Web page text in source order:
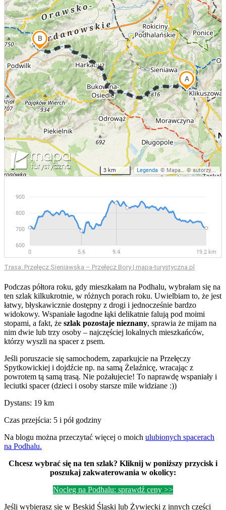
Trasa: Przełęcz Sieniawska – Przełęcz Bory | mapa-turystyczna.pl
Podczas półtora roku, gdy mieszkałam na Podhalu, wybrałam się na
ten szlak kilkukrotnie, w różnych porach roku. Uwielbiam to, że jest
łatwy, błyskawicznie dostępny z drogi i jednocześnie bardzo
widokowy. Wspaniałe łagodne łąki delikatnie falują pod moimi
stopami, a fakt, że szlak pozostaje nieznany, sprawia że mijam na
nim dwie lub trzy osoby – najczęściej lokalnych mieszkańców,
którzy wyszli na spacer z psem.
Jeśli poruszacie się samochodem, zaparkujcie na Przełęczy
Spytkowickiej i dojdźcie np. na samą Żelaźnicę, wracając z
powrotem tą samą trasą. Nie pożałujecie! To naprawdę wspaniały i
leciutki spacer (dzieci i osoby starsze mile widziane :))
Dystans: 19 km
Czas przejścia: 5 i pół godziny
Na blogu można przeczytać więcej o moich ulubionych spacerach
na Podhalu.
Chcesz wybrać się na ten szlak? Kliknij w poniższy przycisk i
poszukaj zakwaterowania w okolicy:
Nocleg na Podhalu: sprawdź ceny >>
Jeśli wybierasz się w Beskid Śląski lub Żywiecki z innych części